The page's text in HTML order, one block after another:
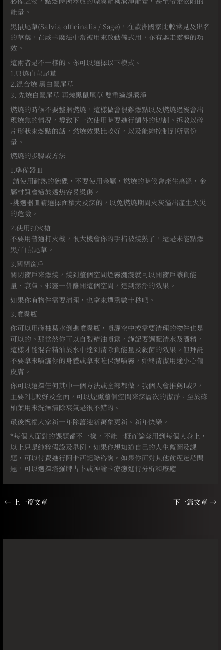
能量。
黑鼠尾草(Salvia officinalis / Sage)，在歐洲國家比較常見及出名
的草藥，在威卡魔法中常被用來啟動儀式用，亦有驅走靈體的功
效。
這兩者是不一樣的。你可以選擇以下模式。
1.只燒白鼠尾草
2.混合燒 黑白鼠尾草
3. 先燒白鼠尾草 再燒黑鼠尾草 雙重過濾潔淨
燃燒的時候不要整捆燃燒，這樣做會很難燃點以及燃燒過後會出
現燒焦的情況，導致下一次使用時要進行額外的切割。拆散以碎
片形狀來燃點的話，燃燒效果比較好，以及能夠控制到所需份
量。
燃燒的步驟或方法
1.準備器皿
-請使用耐熱的碗碟，不要使用金屬，燃燒的時候會產生高溫，金
屬材質會過於透热容易燙傷。
-挑選器皿請選擇面積大及深的，以免燃燒期間火灰溢出產生火災
的危險。
2.使用打火槍
不要用普通打火機，很大機會你的手指被燒熟了，還是未能點燃
黑/白鼠尾草。
3.關閉窗戶
關閉窗戶來燃燒，燒到整個空間煙霧瀰漫就可以開窗戶讓負能
量、衰氣、邪靈一併離開這個空間，達到潔淨的效果。
如果你有物件需要清理，也拿來煙熏數十秒吧。
3.噴霧瓶
你可以用碌柚葉水倒進噴霧瓶，噴灑空中或需要清理的物件也是
可以的。那當然你可以自製精油噴霧，謹記要調配清水及酒精，
這樣才能混合精油於水中達到清除負能量及殺菌的效果。但拜託
不要拿來噴灑你的身體或拿來咗保濕噴霧，始終清潔用途小心傷
皮膚。
你可以選擇任何其中一個方法或全部都做，我個人會推薦1或2，
主要2比較好及全面，可以煙熏整個空間來深層次的潔淨。至於碌
柚葉用來洗澡清除衰氣是很不錯的。
最後祝福大家新一年除舊迎新萬象更新。新年快樂。
*每個人面對的課題都不一樣，不能一概而論套用到每個人身上，
以上只是純粹假設及舉例，如果你想知道自己的人生藍圖及課
題，可以付費進行阿卡西記錄咨詢。如果你面對其他前程迷茫問
題，可以選擇塔羅牌占卜或神諭卡療癒進行分析和療癒
← 上一篇文章 下一篇文章 →